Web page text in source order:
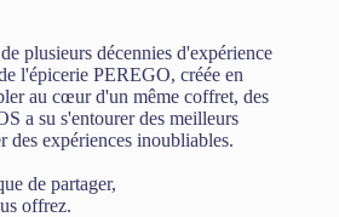
plusieurs décennies d'expérience
l'épicerie PEREGO, créée en
au cœur d'un même coffret, des
a su s'entourer des meilleurs
des expériences inoubliables.
de partager,
offrez.